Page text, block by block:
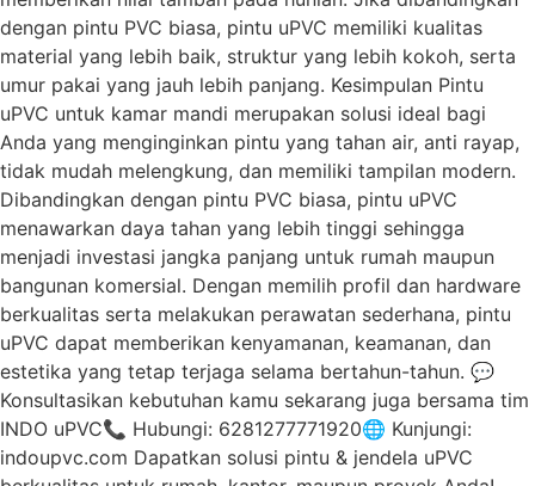
dengan pintu PVC biasa, pintu uPVC memiliki kualitas
material yang lebih baik, struktur yang lebih kokoh, serta
umur pakai yang jauh lebih panjang. Kesimpulan Pintu
uPVC untuk kamar mandi merupakan solusi ideal bagi
Anda yang menginginkan pintu yang tahan air, anti rayap,
tidak mudah melengkung, dan memiliki tampilan modern.
Dibandingkan dengan pintu PVC biasa, pintu uPVC
menawarkan daya tahan yang lebih tinggi sehingga
menjadi investasi jangka panjang untuk rumah maupun
bangunan komersial. Dengan memilih profil dan hardware
berkualitas serta melakukan perawatan sederhana, pintu
uPVC dapat memberikan kenyamanan, keamanan, dan
estetika yang tetap terjaga selama bertahun-tahun. 💬
Konsultasikan kebutuhan kamu sekarang juga bersama tim
INDO uPVC📞 Hubungi: 6281277771920🌐 Kunjungi:
indoupvc.com Dapatkan solusi pintu & jendela uPVC